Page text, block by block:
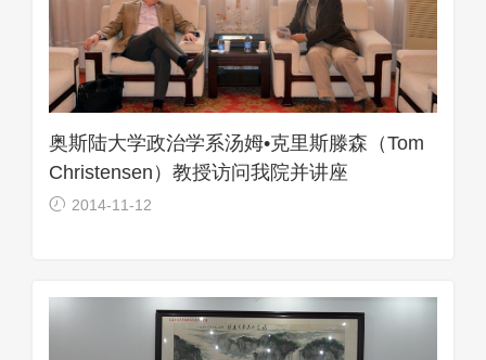
奥斯陆大学政治学系汤姆•克里斯滕森（Tom
Christensen）教授访问我院并讲座
2014-11-12